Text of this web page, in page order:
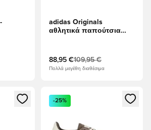
adidas Originals
αθλητικά παπούτσια
88,95 €109,95 €
Πολλά μεγέθη διαθέσιμα
για να συνδεθείτε ή να εγγραφείτε ως
Ανοίγει ένα Modal για να
-25%